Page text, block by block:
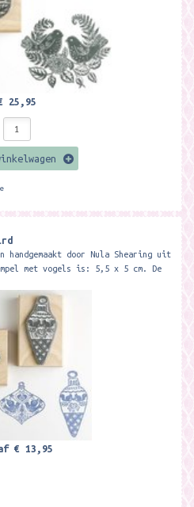
25,95
handgemaakt door Nula Shearing uit
met vogels is: 5,5 x 5 cm. De
€ 13,95